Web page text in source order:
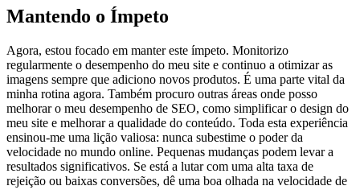
Mantendo o Ímpeto
Agora, estou focado em manter este ímpeto. Monitorizo
regularmente o desempenho do meu site e continuo a otimizar as
imagens sempre que adiciono novos produtos. É uma parte vital da
minha rotina agora. Também procuro outras áreas onde posso
melhorar o meu desempenho de SEO, como simplificar o design do
meu site e melhorar a qualidade do conteúdo. Toda esta experiência
ensinou-me uma lição valiosa: nunca subestime o poder da
velocidade no mundo online. Pequenas mudanças podem levar a
resultados significativos. Se está a lutar com uma alta taxa de
rejeição ou baixas conversões, dê uma boa olhada na velocidade de